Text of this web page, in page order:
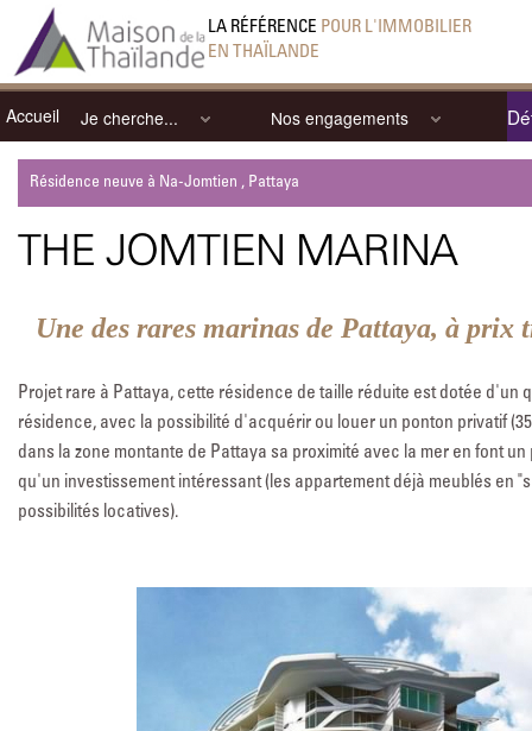
LA RÉFÉRENCE POUR L'IMMOBILIER
EN THAÏLANDE
Accueil Je cherche... Nos engagements
Résidence neuve à Na-Jomtien , Pattaya
THE JOMTIEN MARINA
Une des rares marinas de Pattaya, à prix
Projet rare à Pattaya, cette résidence de taille réduite est dotée d'un
résidence, avec la possibilité d'acquérir ou louer un ponton privatif
dans la zone montante de Pattaya sa proximité avec la mer en font
qu'un investissement intéressant (les appartement déjà meublés en
possibilités locatives).